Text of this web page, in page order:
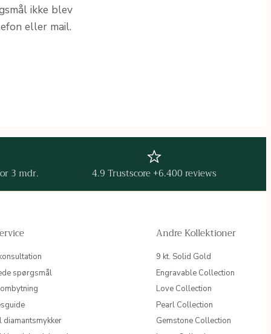
ikke blev
eller mail.
3 mdr. 4.9 Trustscore +6.400 reviews
spørgsmål
diamantsmykker
Andre Kollektioner
9 kt. Solid Gold
Engravable Collection
Love Collection
Pearl Collection
Gemstone Collection